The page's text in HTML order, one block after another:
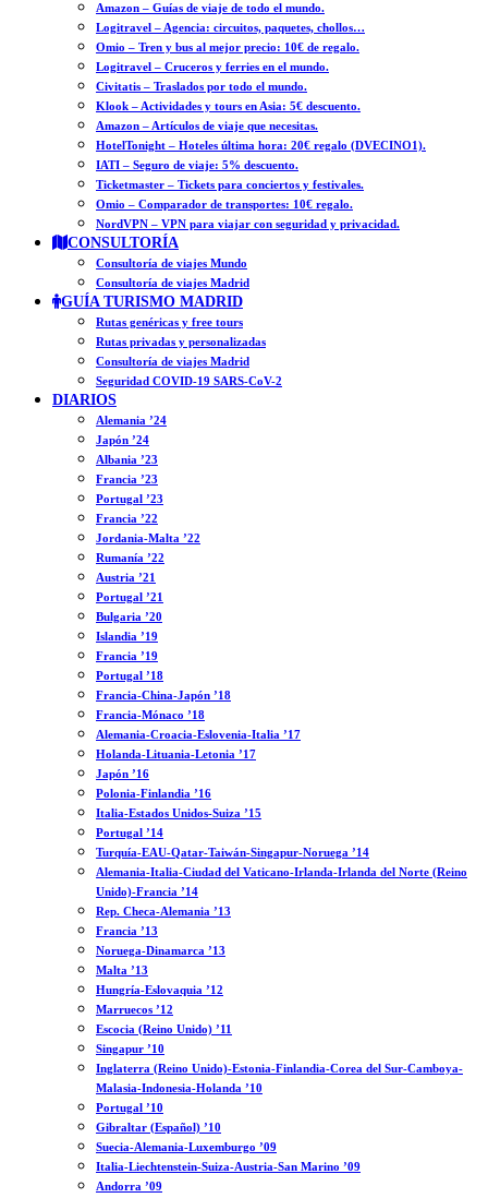
Amazon – Guías de viaje de todo el mundo.
Logitravel – Agencia: circuitos, paquetes, chollos…
Omio – Tren y bus al mejor precio: 10€ de regalo.
Logitravel – Cruceros y ferries en el mundo.
Civitatis – Traslados por todo el mundo.
Klook – Actividades y tours en Asia: 5€ descuento.
Amazon – Artículos de viaje que necesitas.
HotelTonight – Hoteles última hora: 20€ regalo (DVECINO1).
IATI – Seguro de viaje: 5% descuento.
Ticketmaster – Tickets para conciertos y festivales.
Omio – Comparador de transportes: 10€ regalo.
NordVPN – VPN para viajar con seguridad y privacidad.
CONSULTORÍA
Consultoría de viajes Mundo
Consultoría de viajes Madrid
GUÍA TURISMO MADRID
Rutas genéricas y free tours
Rutas privadas y personalizadas
Consultoría de viajes Madrid
Seguridad COVID-19 SARS-CoV-2
DIARIOS
Alemania ’24
Japón ’24
Albania ’23
Francia ’23
Portugal ’23
Francia ’22
Jordania-Malta ’22
Rumanía ’22
Austria ’21
Portugal ’21
Bulgaria ’20
Islandia ’19
Francia ’19
Portugal ’18
Francia-China-Japón ’18
Francia-Mónaco ’18
Alemania-Croacia-Eslovenia-Italia ’17
Holanda-Lituania-Letonia ’17
Japón ’16
Polonia-Finlandia ’16
Italia-Estados Unidos-Suiza ’15
Portugal ’14
Turquía-EAU-Qatar-Taiwán-Singapur-Noruega ’14
Alemania-Italia-Ciudad del Vaticano-Irlanda-Irlanda del Norte (Reino
Unido)-Francia ’14
Rep. Checa-Alemania ’13
Francia ’13
Noruega-Dinamarca ’13
Malta ’13
Hungría-Eslovaquia ’12
Marruecos ’12
Escocia (Reino Unido) ’11
Singapur ’10
Inglaterra (Reino Unido)-Estonia-Finlandia-Corea del Sur-Camboya-
Malasia-Indonesia-Holanda ’10
Portugal ’10
Gibraltar (Español) ’10
Suecia-Alemania-Luxemburgo ’09
Italia-Liechtenstein-Suiza-Austria-San Marino ’09
Andorra ’09